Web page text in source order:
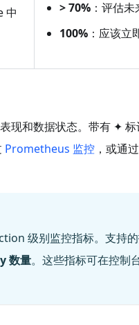
中
>70% ：评估
100% ：应该立
现和数据状态。带有 ✦
Prometheus 监控 ，或通
级别监控指标。支持的
数量。这些指标可在控制